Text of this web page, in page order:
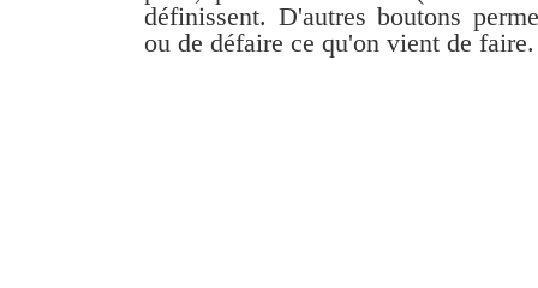
définissent. D'autres boutons
ou de défaire ce qu'on vient de faire.